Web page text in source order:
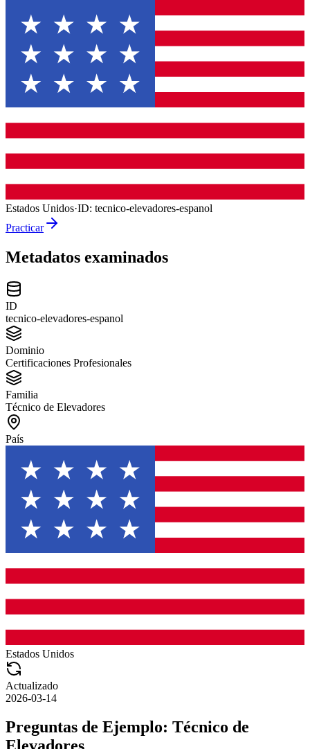
Estados Unidos·ID: tecnico-elevadores-espanol
Practicar
Metadatos examinados
ID
tecnico-elevadores-espanol
Dominio
Certificaciones Profesionales
Familia
Técnico de Elevadores
País
Estados Unidos
Actualizado
2026-03-14
Preguntas de Ejemplo: Técnico de